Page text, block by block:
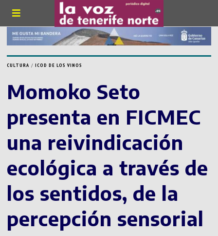
CULTURA / ICOD DE LOS VINOS
Momoko Seto
presenta en FICMEC
una reivindicación
ecológica a través de
los sentidos, de la
percepción sensorial